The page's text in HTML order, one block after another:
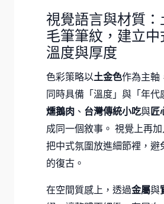
視覺語言與材質：
毛筆筆紋，建立中
溫度與厚度
色彩策略以土金色作為主軸
同時具備「溫度」與「年代
燻鵝肉 、 台灣傳統小吃與匠
成同一個敘事。 視覺上再加
把中式氛圍放進細節裡，避
的復古。
在空間質感上，透過金屬與